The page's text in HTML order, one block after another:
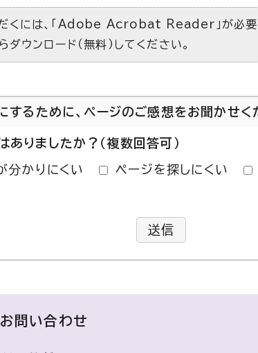
くには、「Adobe Acrobat Reader」が必要
ダウンロード（無料）してください。
するために、ページのご感想をお聞かせく
ありましたか？（複数回答可）
分かりにくい ページを探しにくい
送信
お問い合わせ